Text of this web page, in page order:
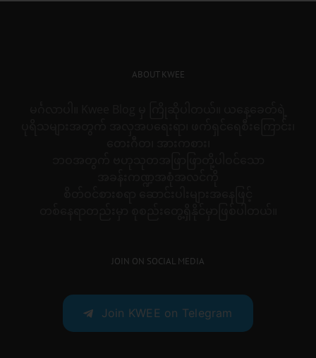
ABOUT KWEE
JOIN ON SOCIAL MEDIA
Join KWEE on Telegram